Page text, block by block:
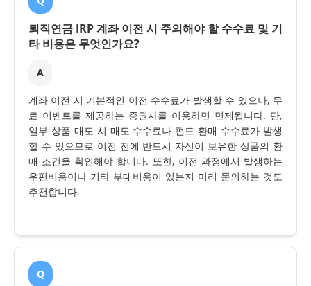
퇴직연금 IRP 계좌 이전 시 주의해야 할 수수료 및 기
타 비용은 무엇인가요?
A
계좌 이전 시 기본적인 이전 수수료가 발생할 수 있으나, 무
료 이벤트를 제공하는 증권사를 이용하면 면제됩니다. 단,
일부 상품 매도 시 매도 수수료나 펀드 환매 수수료가 발생
할 수 있으므로 이전 전에 반드시 자신이 보유한 상품의 환
매 조건을 확인해야 합니다. 또한, 이전 과정에서 발생하는
우편비용이나 기타 부대비용이 있는지 미리 문의하는 것도
추천합니다.
Q